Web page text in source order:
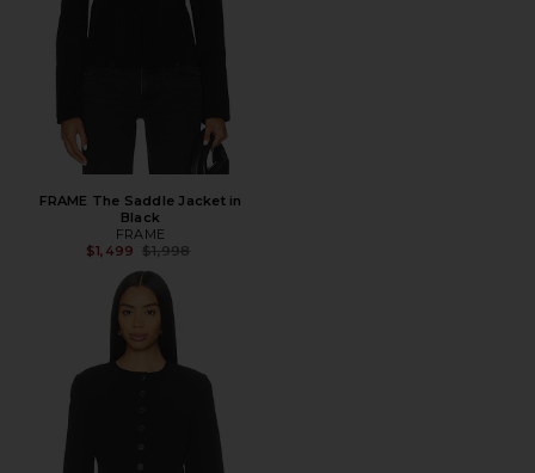
FRAME The Saddle Jacket in
Black
FRAME
$1,499 Предыдущая цена:
$1,998